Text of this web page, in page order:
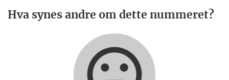
Hva synes andre om dette nummeret?